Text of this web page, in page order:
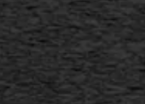
Flexigoot
Vertical seal
Vlakslijpen
Vorstschade
AWS ASFALTWERKEN